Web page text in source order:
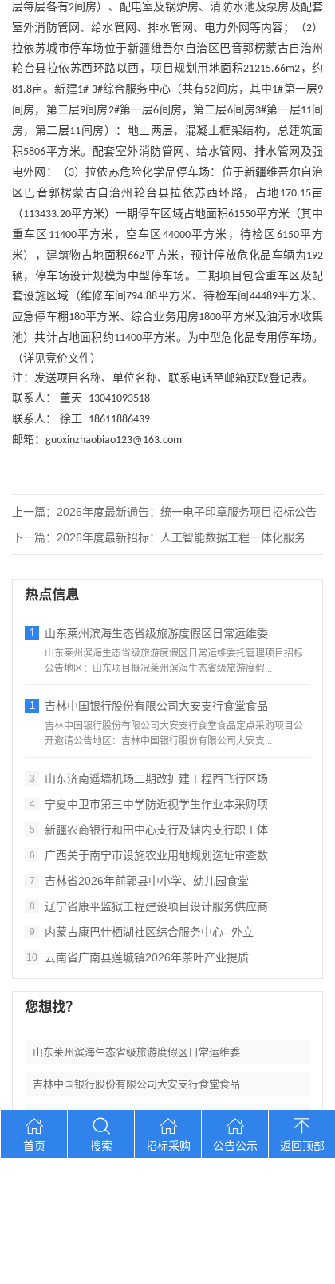
层每层各有2间房）、配电室及锅炉房、消防水池及泵房及配套
室外消防管网、给水管网、排水管网、电力外网等内容；（2）
拉依苏城市停车场位于新疆维吾尔自治区巴音郭楞蒙古自治州
轮台县拉依苏西环路以西，项目规划用地面积21215.66m2 ，约
81.8亩。新建1#-3#综合服务中心（共有52间房，其中1#第一层9
间房，第二层9间房2#第一层6间房，第二层6间房3#第一层11间
房，第二层11间房）：地上两层，混凝土框架结构，总建筑面
积5806平方米。配套室外消防管网、给水管网、排水管网及强
电外网：（3）拉依苏危险化学品停车场：位于新疆维吾尔自治
区巴音郭楞蒙古自治州轮台县拉依苏西环路，占地 170.15亩
（113433.20平方米）一期停车区域占地面积61550平方米（其中
重车区 11400平方米，空车区 44000平方米，待检区 6150平方
米），建筑物占地面积662平方米，预计停放危化品车辆为192
辆，停车场设计规模为中型停车场。二期项目包含重车区及配
套设施区域（维修车间794.88平方米、待检车间 44489平方米、
应急停车棚 180平方米、综合业务用房1800平方米及油污水收集
池）共计占地面积约11400平方米。为中型危化品专用停车场。
（详见竞价文件）
注：发送项目名称、单位名称、联系电话至邮箱获取登记表。
联系人：
董天 13041093518
联系人：
徐工
18611886439
邮箱： guoxinzhaobiao123@163.com
上一篇： 2026年度最新通告：统一电子印章服务项目招标公告
下一篇： 2026年度最新招标：人工智能数据工程一体化服务平台硬件采购
热点信息
1 山东莱州滨海生态省级旅游度假区日常运维委
山东莱州滨海生态省级旅游度假区日常运维委托管理项目招标
公告地区：山东项目概况莱州滨海生态省级旅游度假...
1 吉林中国银行股份有限公司大安支行食堂食品
吉林中国银行股份有限公司大安支行食堂食品定点采购项目公
开邀请公告地区：吉林中国银行股份有限公司大安支...
3 山东济南遥墙机场二期改扩建工程西飞行区场
4 宁夏中卫市第三中学防近视学生作业本采购项
5 新疆农商银行和田中心支行及辖内支行职工体
6 广西关于南宁市设施农业用地规划选址审查数
7 吉林省2026年前郭县中小学、幼儿园食堂
8 辽宁省康平监狱工程建设项目设计服务供应商
9 内蒙古康巴什栖湖社区综合服务中心--外立
10 云南省广南县莲城镇2026年茶叶产业提质
您想找？
山东莱州滨海生态省级旅游度假区日常运维委
吉林中国银行股份有限公司大安支行食堂食品
山东济南遥墙机场二期改扩建工程西飞行区场
宁夏中卫市第三中学防近视学生作业本采购项
首页 搜索 招标采购 公告公示 返回顶部